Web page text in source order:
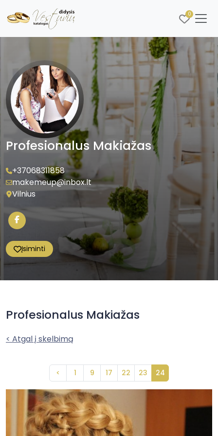
0
Profesionalus Makiažas
+37068311858
makemeup@inbox.lt
Vilnius
Įsiminti
Profesionalus Makiažas
< Atgal į skelbimą
< 1 9 17 22 23 24